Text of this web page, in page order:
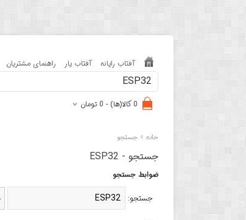
آفتاب رایانه آفتاب یار راهنمای مشتریان
0 کالا(ها) - 0 تومان
خانه »جستجو
جستجو - ESP32
ضوابط جستجو
جستجو: